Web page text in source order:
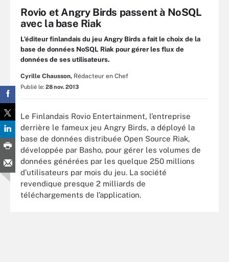
Rovio et Angry Birds passent à NoSQL
avec la base Riak
L’éditeur finlandais du jeu Angry Birds a fait le choix de la
base de données NoSQL Riak pour gérer les flux de
données de ses utilisateurs.
Cyrille Chausson, Rédacteur en Chef
Publié le: 28 nov. 2013
Le Finlandais Rovio Entertainment, l’entreprise
derrière le fameux jeu Angry Birds, a déployé la
base de données distribuée Open Source Riak,
développée par Basho, pour gérer les volumes de
données générées par les quelque 250 millions
d’utilisateurs par mois du jeu. La société
revendique presque 2 milliards de
téléchargements de l’application.